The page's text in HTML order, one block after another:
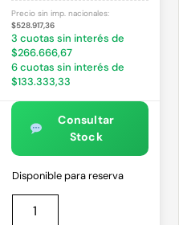
Precio sin imp. nacionales:
$528.917,36
3 cuotas sin interés de
$266.666,67
6 cuotas sin interés de
$133.333,33
Consultar
Stock
Disponible para reserva